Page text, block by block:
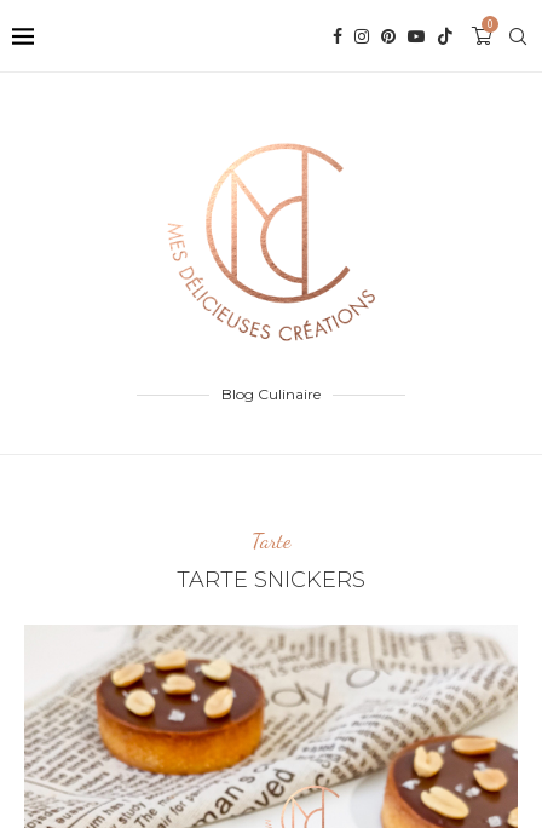
0
Blog Culinaire
Tarte
TARTE SNICKERS